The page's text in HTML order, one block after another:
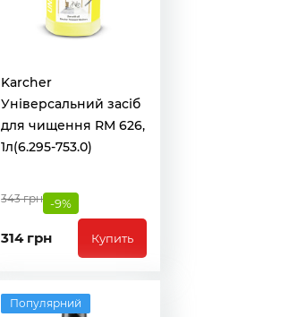
Karcher
Універсальний засіб
для чищення RM 626,
1л(6.295-753.0)
343 грн -9%
314 грн Купить
Популярний